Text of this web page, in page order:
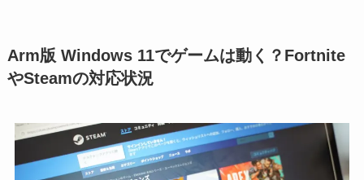
Arm版 Windows 11でゲームは動く？Fortnite
やSteamの対応状況